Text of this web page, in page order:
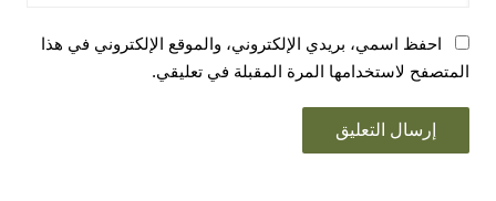
احفظ اسمي، بريدي الإلكتروني، والموقع الإلكتروني في هذا
المتصفح لاستخدامها المرة المقبلة في تعليقي.